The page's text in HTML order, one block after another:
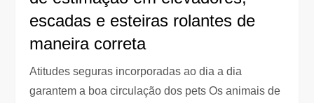
escadas e esteiras rolantes de
maneira correta
Atitudes seguras incorporadas ao dia a dia
garantem a boa circulação dos pets Os animais de